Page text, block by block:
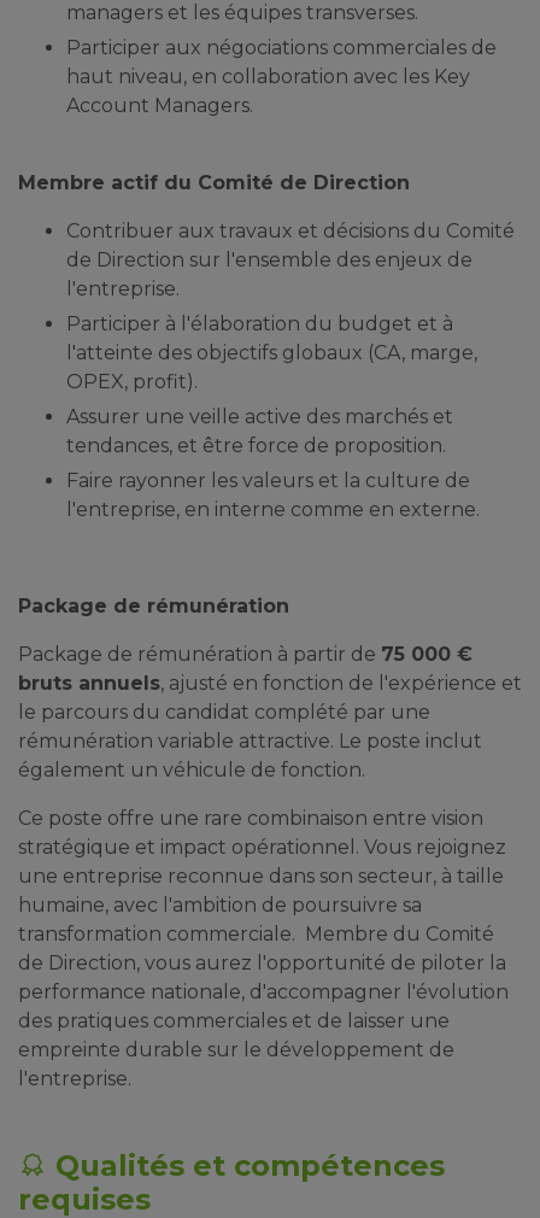
managers et les équipes transverses.
Participer aux négociations commerciales de
haut niveau, en collaboration avec les Key
Account Managers.
Membre actif du Comité de Direction
Contribuer aux travaux et décisions du Comité
de Direction sur l'ensemble des enjeux de
l'entreprise.
Participer à l'élaboration du budget et à
l'atteinte des objectifs globaux (CA, marge,
OPEX, profit).
Assurer une veille active des marchés et
tendances, et être force de proposition.
Faire rayonner les valeurs et la culture de
l'entreprise, en interne comme en externe.
Package de rémunération
Package de rémunération à partir de 75 000 €
bruts annuels, ajusté en fonction de l'expérience et
le parcours du candidat complété par une
rémunération variable attractive. Le poste inclut
également un véhicule de fonction.
Ce poste offre une rare combinaison entre vision
stratégique et impact opérationnel. Vous rejoignez
une entreprise reconnue dans son secteur, à taille
humaine, avec l'ambition de poursuivre sa
transformation commerciale. Membre du Comité
de Direction, vous aurez l'opportunité de piloter la
performance nationale, d'accompagner l'évolution
des pratiques commerciales et de laisser une
empreinte durable sur le développement de
l'entreprise.
Qualités et compétences
requises